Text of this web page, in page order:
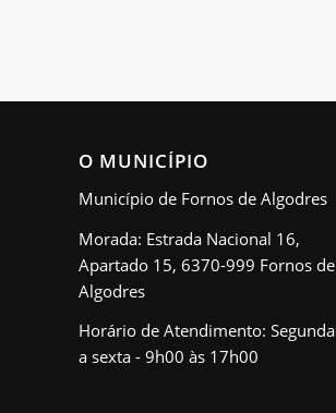
O MUNICÍPIO
Município de Fornos de Algodres
Morada: Estrada Nacional 16,
Apartado 15, 6370-999 Fornos de
Algodres
Horário de Atendimento: Segunda
a sexta - 9h00 às 17h00